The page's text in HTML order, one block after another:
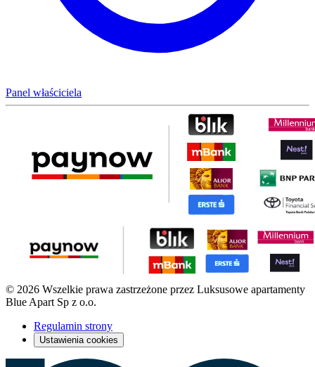
Panel właściciela
© 2026 Wszelkie prawa zastrzeżone przez Luksusowe apartamenty
Blue Apart Sp z o.o.
Regulamin strony
Ustawienia cookies